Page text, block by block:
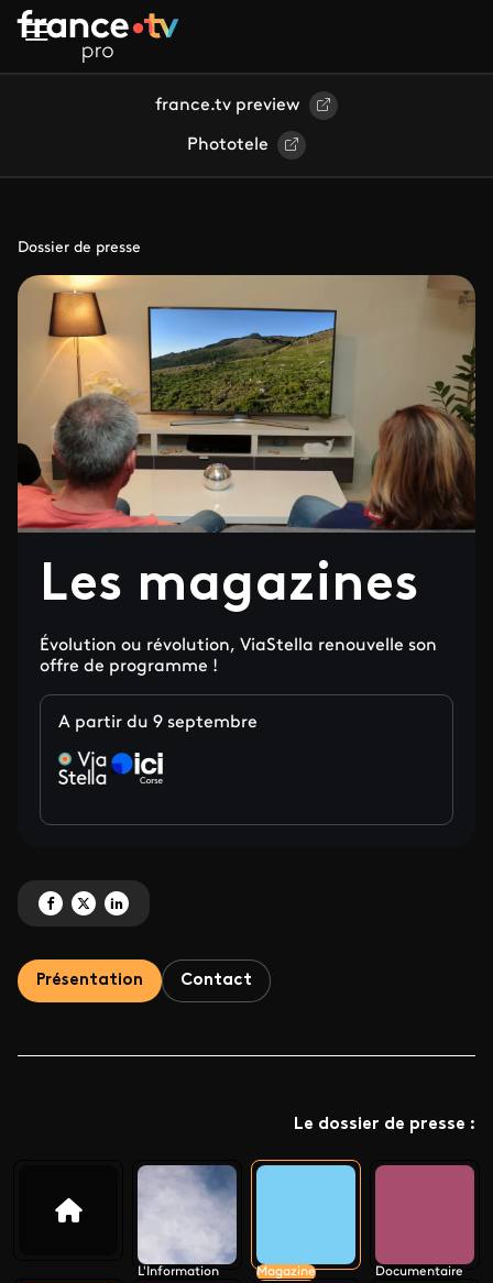
Aller au contenu principal
france.tv preview
Phototele
Dossier de presse
Les magazines
Évolution ou révolution, ViaStella renouvelle son
offre de programme !
A partir du 9 septembre
Partagez 'Les magazines' sur Facebook
Partagez 'Les magazines' sur X
Partagez 'Les magazines' sur LinkedIn
Présentation Contact
Le dossier de presse :
L'Information Magazine Documentaire